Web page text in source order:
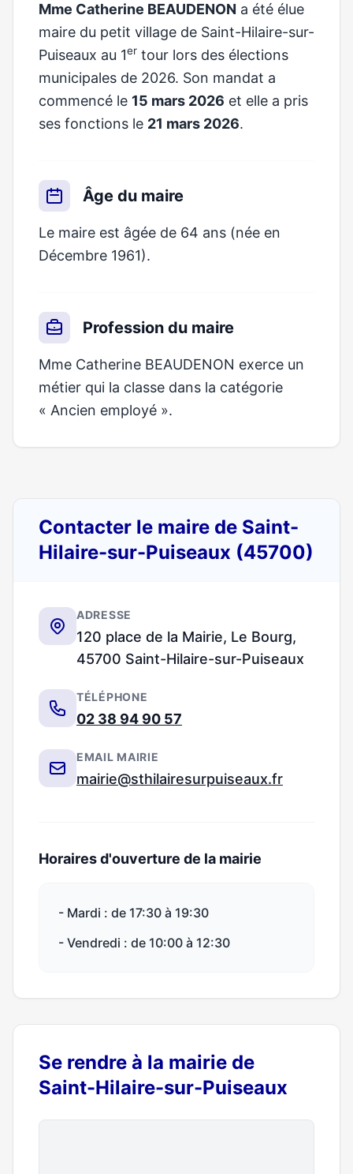
Mme Catherine BEAUDENON a été élue
maire du petit village de Saint-Hilaire-sur-
Puiseaux au 1er tour lors des élections
municipales de 2026. Son mandat a
commencé le 15 mars 2026 et elle a pris
ses fonctions le 21 mars 2026.
Âge du maire
Le maire est âgée de 64 ans (née en
Décembre 1961).
Profession du maire
Mme Catherine BEAUDENON exerce un
métier qui la classe dans la catégorie
« Ancien employé ».
Contacter le maire de Saint-
Hilaire-sur-Puiseaux (45700)
ADRESSE
120 place de la Mairie, Le Bourg,
45700 Saint-Hilaire-sur-Puiseaux
TÉLÉPHONE
02 38 94 90 57
EMAIL MAIRIE
mairie@sthilairesurpuiseaux.fr
Horaires d'ouverture de la mairie
- Mardi : de 17:30 à 19:30
- Vendredi : de 10:00 à 12:30
Se rendre à la mairie de
Saint-Hilaire-sur-Puiseaux